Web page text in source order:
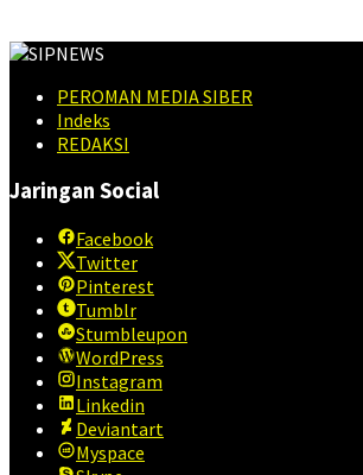
PEROMAN MEDIA SIBER
Indeks
REDAKSI
Jaringan Social
Facebook
Twitter
Pinterest
Tumblr
Stumbleupon
WordPress
Instagram
Linkedin
Deviantart
Myspace